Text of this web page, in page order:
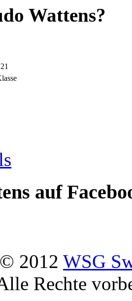
Wattens?
auf
2012 WSG
Rechte